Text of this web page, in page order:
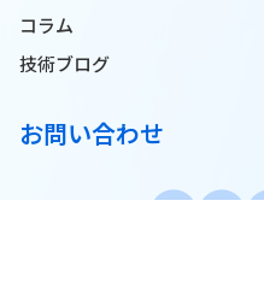
コラム
技術ブログ
お問い合わせ